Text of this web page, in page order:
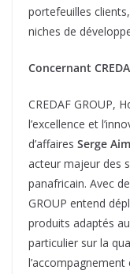
portefeuilles
niches de
Concernant
CREDAF GROUP,
l’excellence et
d’affaires Serge
acteur majeur des
panafricain. Avec
GROUP entend
produits adaptés
particulier sur la